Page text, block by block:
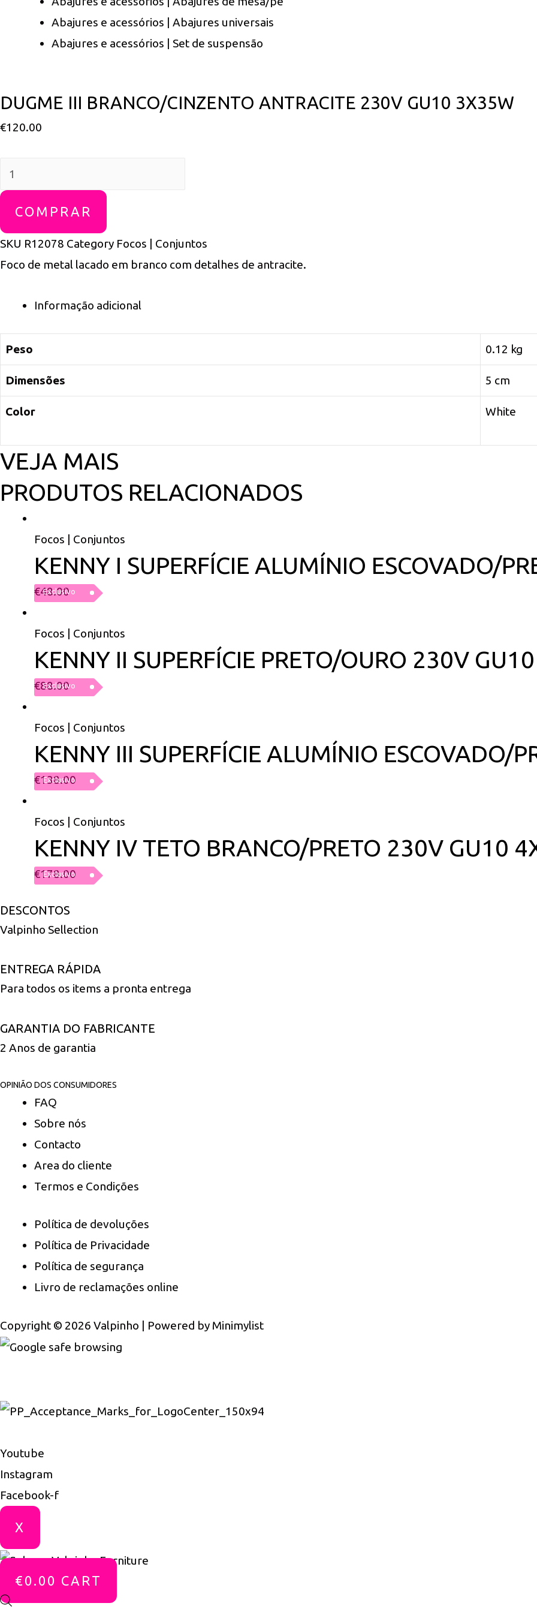
Abajures e acessórios | Abajures universais
Abajures e acessórios | Set de suspensão
DUGME III BRANCO/CINZENTO ANTRACITE 230V GU10 3X35W
€120.00
DUGME
III
branco/cinzento
antracite
230V
GU10
COMPRAR
SKU R12078 Category Focos | Conjuntos
Foco de metal lacado em branco com detalhes de antracite.
Informação adicional
Peso 0.12 kg
Dimensões 5 cm
Color White
VEJA MAIS
PRODUTOS RELACIONADOS
Exclusivo
Focos | Conjuntos
KENNY I SUPERFÍCIE ALUMÍNIO ESCOVADO/
€48.00
Exclusivo
Focos | Conjuntos
KENNY II SUPERFÍCIE PRETO/OURO 230V
€88.00
Exclusivo
Focos | Conjuntos
KENNY III SUPERFÍCIE ALUMÍNIO ESCOVADO/
€138.00
Exclusivo
Focos | Conjuntos
KENNY IV TETO BRANCO/PRETO 230V GU10
€178.00
DESCONTOS
Valpinho Sellection
ENTREGA RÁPIDA
Para todos os items a pronta entrega
GARANTIA DO FABRICANTE
2 Anos de garantia
OPINIÃO DOS CONSUMIDORES
FAQ
Sobre nós
Contacto
Area do cliente
Termos e Condições
Política de devoluções
Política de Privacidade
Política de segurança
Livro de reclamações online
Copyright © 2026 Valpinho | Powered by Minimylist
Youtube
Instagram
Facebook-f
X
€ 0.00 CART